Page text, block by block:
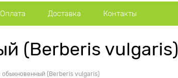
Оплата Доставка Контакты
(Berberis vulgaris)
обыкновенный (Berberis vulgaris)